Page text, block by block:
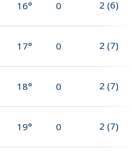
16° 0 2 (6)
17° 0 2 (7)
18° 0 2 (7)
19° 0 2 (7)